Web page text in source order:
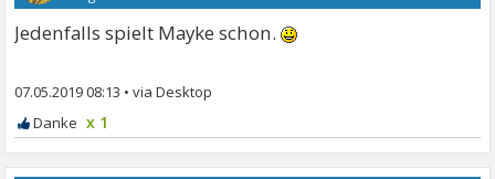
Jedenfalls spielt Mayke schon.
07.05.2019 08:13 •
x 1